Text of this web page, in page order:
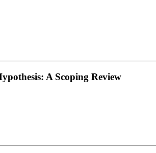
A Scoping Review